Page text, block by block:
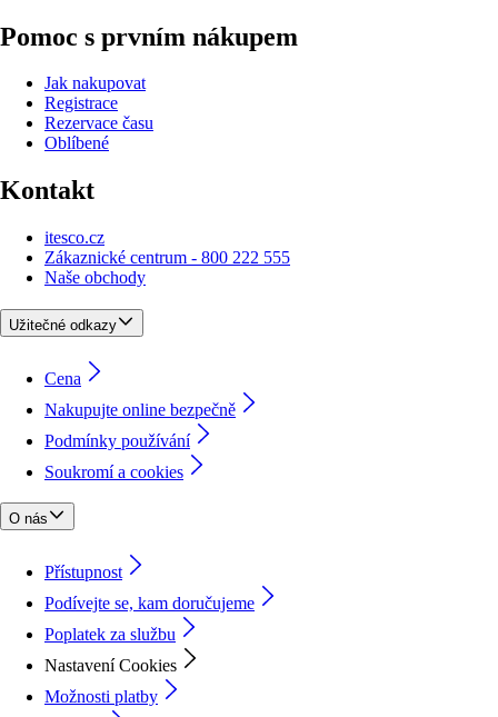
Pomoc s prvním nákupem
Jak nakupovat
Registrace
Rezervace času
Oblíbené
Kontakt
itesco.cz
Zákaznické centrum - 800 222 555
Naše obchody
Užitečné odkazy
Cena
Nakupujte online bezpečně
Podmínky používání
Soukromí a cookies
O nás
Přístupnost
Podívejte se, kam doručujeme
Poplatek za službu
Nastavení Cookies
Možnosti platby